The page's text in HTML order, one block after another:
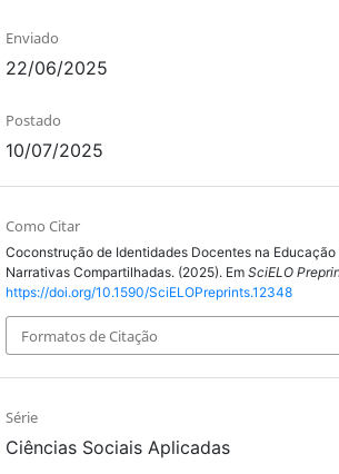
Enviado
22/06/2025
Postado
10/07/2025
Como Citar
Coconstrução de Identidades Docentes na
Narrativas Compartilhadas. (2025). Em SciELO
https://doi.org/10.1590/SciELOPreprints.12348
Formatos de Citação
Série
Ciências Sociais Aplicadas